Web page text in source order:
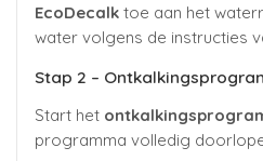
EcoDecalk toe aan het
water volgens de instructies
Stap 2 –
Start het
programma volledig